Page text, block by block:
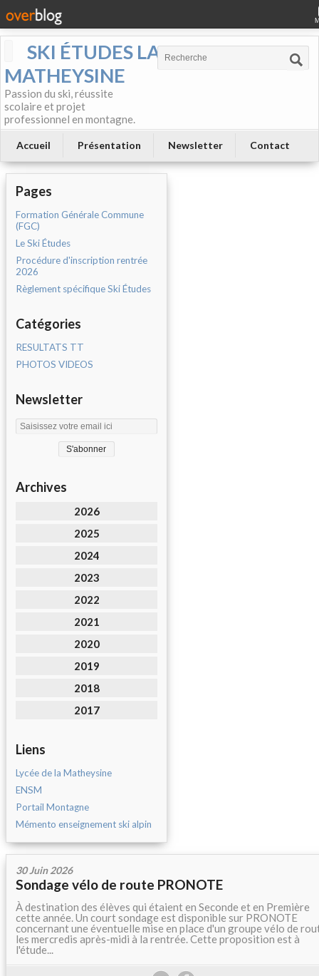
SKI ÉTUDES LA
MATHEYSINE
Passion du ski, réussite
scolaire et projet
professionnel en montagne.
Accueil Présentation Newsletter Contact
Pages
Formation Générale Commune
(FGC)
Le Ski Études
Procédure d'inscription rentrée
2026
Règlement spécifique Ski Études
Catégories
RESULTATS TT
PHOTOS VIDEOS
Newsletter
Archives
2026
2025
2024
2023
2022
2021
2020
2019
2018
2017
Liens
Lycée de la Matheysine
ENSM
Portail Montagne
Mémento enseignement ski alpin
30 Juin 2026
Sondage vélo de route PRONOTE
À destination des élèves qui étaient en Seconde et en Première
cette année. Un court sondage est disponible sur PRONOTE
concernant une éventuelle mise en place d'un groupe vélo de
les mercredis après-midi à la rentrée. Cette proposition est à
l'étude...